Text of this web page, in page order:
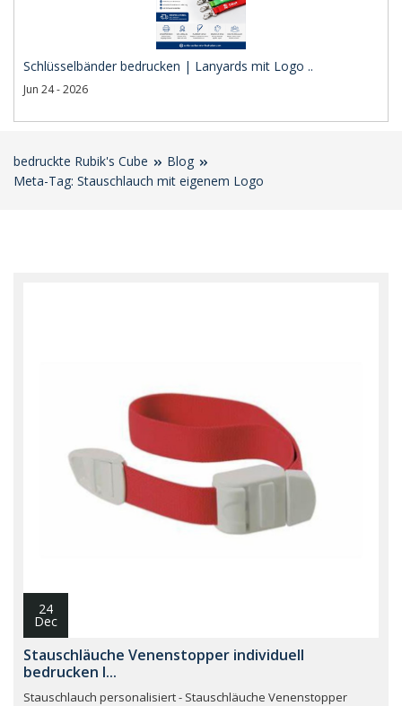
Schlüsselbänder bedrucken | Lanyards mit Logo ..
Jun 24 - 2026
bedruckte Rubik's Cube
Blog
Meta-Tag: Stauschlauch mit eigenem Logo
24
Dec
Stauschläuche Venenstopper individuell
bedrucken l...
Stauschlauch personalisiert - Stauschläuche Venenstopper